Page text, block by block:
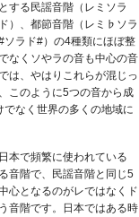
する民謡音階（レミソラ
）、都節音階（レミ♭ソラ
ラド#）の4種類にほぼ整
なくソやラの音も中心の音
は、やはりこれらが混じっ
このように5つの音から成
なく世界の多くの地域に
本で頻繁に使われている
音階で、民謡音階と同じ5
心となるのがレではなくド
音階です。日本ではある時